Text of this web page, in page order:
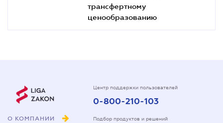
трансфертному
ценообразованию
О КОМПАНИИ
Центр поддержки пользователей
0-800-210-103
Подбор продуктов и решений